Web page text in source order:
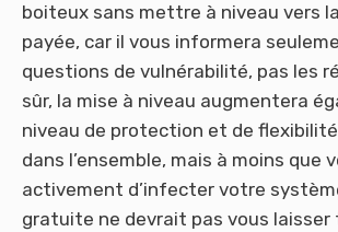
boiteux sans mettre à niveau vers
payée, car il vous informera
questions de vulnérabilité, pas les
sûr, la mise à niveau augmentera
niveau de protection et de
dans l’ensemble, mais à moins que
activement d’infecter votre
gratuite ne devrait pas vous laisser